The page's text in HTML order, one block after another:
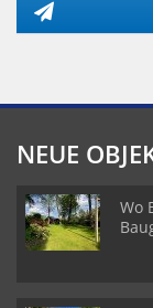
NEUE
Wo